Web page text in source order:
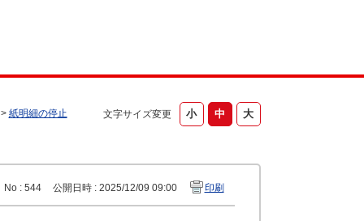
文字サイズ変更
> 紙明細の停止
No : 544 公開日時 : 2025/12/09 09:00 印刷